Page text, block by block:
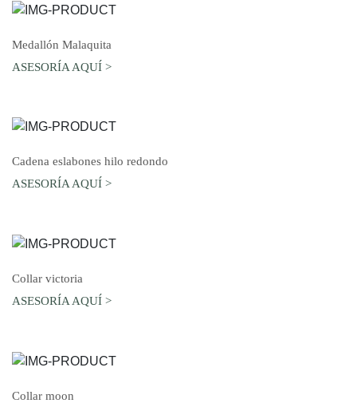
Medallón Malaquita
ASESORÍA AQUÍ >
AGREGAR AL CARRO
Cadena eslabones hilo redondo
ASESORÍA AQUÍ >
Collar victoria
ASESORÍA AQUÍ >
Collar moon